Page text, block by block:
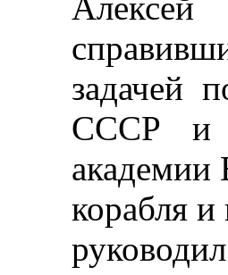
задачей
СССР и
корабля